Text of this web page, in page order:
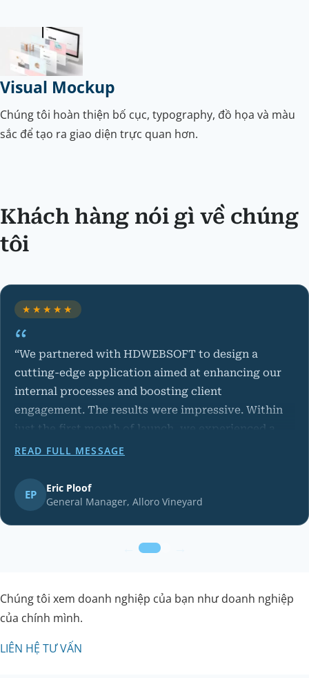
Visual Mockup
Chúng tôi hoàn thiện bố cục, typography, đồ họa và màu
sắc để tạo ra giao diện trực quan hơn.
Khách hàng nói gì về chúng
tôi
★★★★★
“We partnered with HDWEBSOFT to design a
cutting-edge application aimed at enhancing our
internal processes and boosting client
engagement. The results were impressive. Within
just the first month of launch, we experienced a
30% increase in user downloads and a significant
READ FULL MESSAGE
Eric Ploof
General Manager, Alloro Vineyard
Chúng tôi xem doanh nghiệp của bạn như doanh nghiệp
của chính mình.
LIÊN HỆ TƯ VẤN